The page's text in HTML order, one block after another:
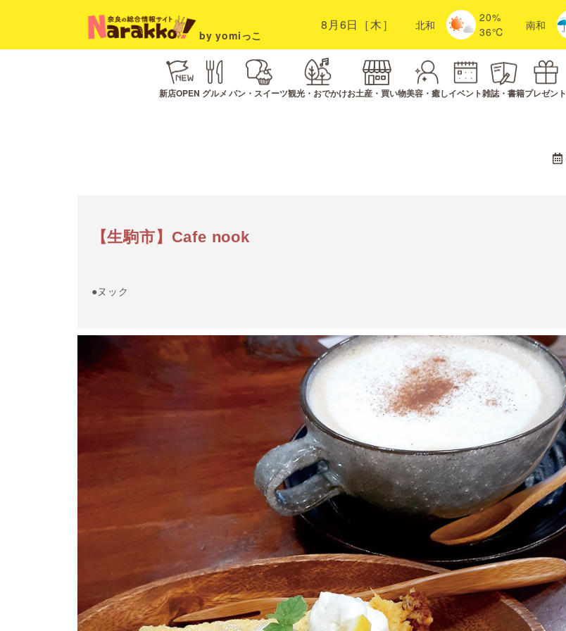
by yomiっこ
8月6日［木］ 北和
20%
36℃
南和
新店OPEN グルメ パン・スイーツ観光・おでかけお土産・買い物美容・癒しイベント雑誌・書籍プレゼント
【生駒市】Cafe nook
●ヌック